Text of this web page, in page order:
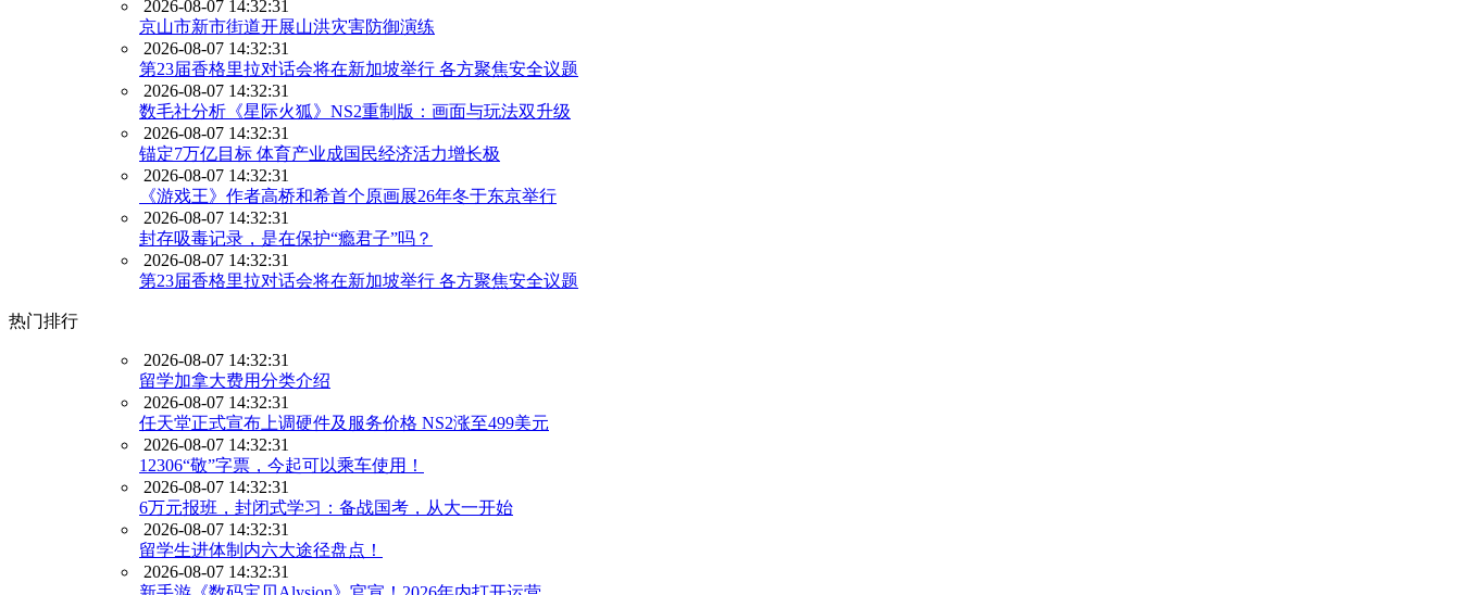
2026-08-07 14:32:31
京山市新市街道开展山洪灾害防御演练
2026-08-07 14:32:31
第23届香格里拉对话会将在新加坡举行 各方聚焦安全议题
2026-08-07 14:32:31
数毛社分析《星际火狐》NS2重制版：画面与玩法双升级
2026-08-07 14:32:31
锚定7万亿目标 体育产业成国民经济活力增长极
2026-08-07 14:32:31
《游戏王》作者高桥和希首个原画展26年冬于东京举行
2026-08-07 14:32:31
封存吸毒记录，是在保护“瘾君子”吗？
2026-08-07 14:32:31
第23届香格里拉对话会将在新加坡举行 各方聚焦安全议题
热门排行
2026-08-07 14:32:31
留学加拿大费用分类介绍
2026-08-07 14:32:31
任天堂正式宣布上调硬件及服务价格 NS2涨至499美元
2026-08-07 14:32:31
12306“敬”字票，今起可以乘车使用！
2026-08-07 14:32:31
6万元报班，封闭式学习：备战国考，从大一开始
2026-08-07 14:32:31
留学生进体制内六大途径盘点！
2026-08-07 14:32:31